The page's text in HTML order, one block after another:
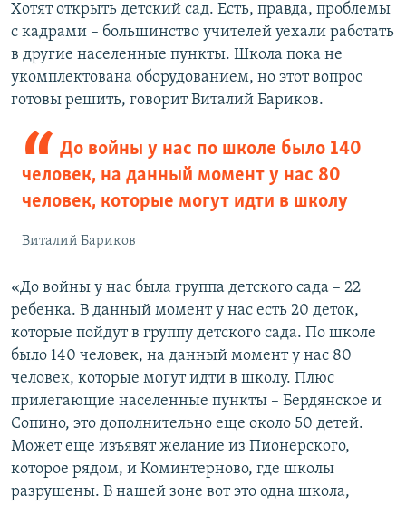
Хотят открыть детский сад. Есть, правда, проблемы
с кадрами – большинство учителей уехали работать
в другие населенные пункты. Школа пока не
укомплектована оборудованием, но этот вопрос
готовы решить, говорит Виталий Бариков.
До войны у нас по школе было 140
человек, на данный момент у нас 80
человек, которые могут идти в школу
Виталий Бариков
«До войны у нас была группа детского сада – 22
ребенка. В данный момент у нас есть 20 деток,
которые пойдут в группу детского сада. По школе
было 140 человек, на данный момент у нас 80
человек, которые могут идти в школу. Плюс
прилегающие населенные пункты – Бердянское и
Сопино, это дополнительно еще около 50 детей.
Может еще изъявят желание из Пионерского,
которое рядом, и Коминтерново, где школы
разрушены. В нашей зоне вот это одна школа,